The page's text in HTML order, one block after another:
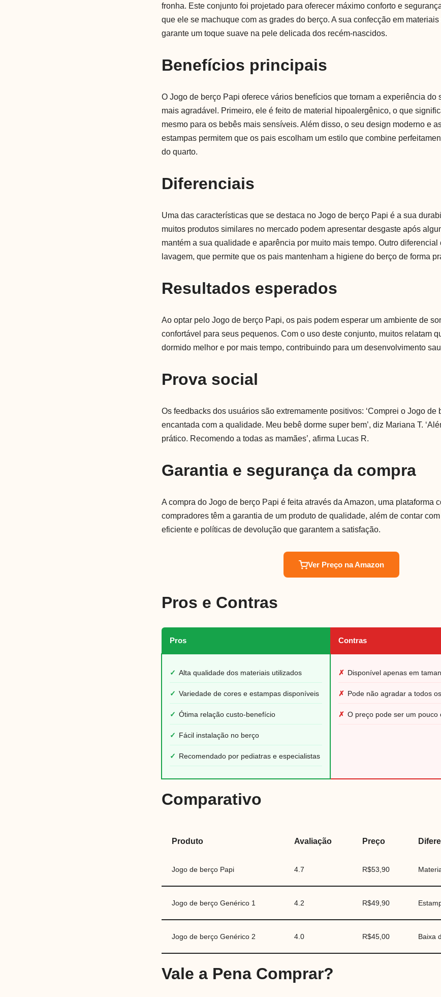
fronha. Este conjunto foi projetado para oferecer máximo conforto e
que ele se machuque com as grades do berço. A sua confecção em
garante um toque suave na pele delicada dos recém-nascidos.
Benefícios principais
O Jogo de berço Papi oferece vários benefícios que tornam a experiência do
mais agradável. Primeiro, ele é feito de material hipoalergênico, o que
mesmo para os bebês mais sensíveis. Além disso, o seu design moderno e
estampas permitem que os pais escolham um estilo que combine
do quarto.
Diferenciais
Uma das características que se destaca no Jogo de berço Papi é a sua
muitos produtos similares no mercado podem apresentar desgaste após
mantém a sua qualidade e aparência por muito mais tempo. Outro
lavagem, que permite que os pais mantenham a higiene do berço de forma
Resultados esperados
Ao optar pelo Jogo de berço Papi, os pais podem esperar um ambiente de
confortável para seus pequenos. Com o uso deste conjunto, muitos relatam
dormido melhor e por mais tempo, contribuindo para um desenvolvimento
Prova social
Os feedbacks dos usuários são extremamente positivos: ‘Comprei o Jogo de
encantada com a qualidade. Meu bebê dorme super bem’, diz Mariana T.
prático. Recomendo a todas as mamães’, afirma Lucas R.
Garantia e segurança da compra
A compra do Jogo de berço Papi é feita através da Amazon, uma plataforma
compradores têm a garantia de um produto de qualidade, além de contar
eficiente e políticas de devolução que garantem a satisfação.
Ver Preço na Amazon
Pros e Contras
Pros Contras
✓ Alta qualidade dos materiais utilizados
✓ Variedade de cores e estampas disponíveis
✓ Ótima relação custo-benefício
✓ Fácil instalação no berço
✓ Recomendado por pediatras e especialistas
✗ Disponível apenas em
✗ Pode não agradar a todos
✗ O preço pode ser um pouco
Comparativo
Produto Avaliação Preço
Jogo de berço Papi 4.7 R$53,90
Jogo de berço Genérico 1 4.2 R$49,90
Jogo de berço Genérico 2 4.0 R$45,00 Baixa
Vale a Pena Comprar?